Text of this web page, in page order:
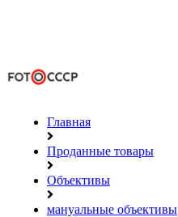
Главная
Проданные товары
Объективы
мануальные объективы